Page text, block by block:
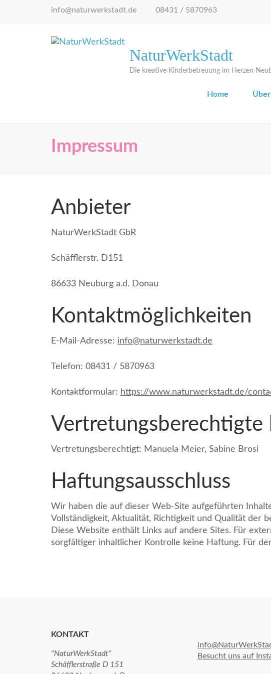
(Eingabetaste
info@naturwerkstadt.de 08431 / 5870963
NaturWerkStadt
Die kreative Kinderbetreuung im Herzen
Home
Impressum
Anbieter
NaturWerkStadt GbR
Schäfflerstr. D151
86633 Neuburg a.d. Donau
Kontaktmöglichkeiten
E-Mail-Adresse: info@naturwerkstadt.de
Telefon: 08431 / 5870963
Kontaktformular: https://www.naturwerkstadt.de/
Vertretungsberechtigte
Vertretungsberechtigt: Manuela Meier, Sabine Brosi
Haftungsausschluss
Wir haben die auf dieser Web-Site aufgeführten
Vollständigkeit, Aktualität, Richtigkeit und Qualität der
Diese Website enthält Links auf andere Sites. Für
sorgfältiger inhaltlicher Kontrolle keine Haftung. Für
KONTAKT
"NaturWerkStadt"
Schäfflerstraße D 151
Besucht uns auf